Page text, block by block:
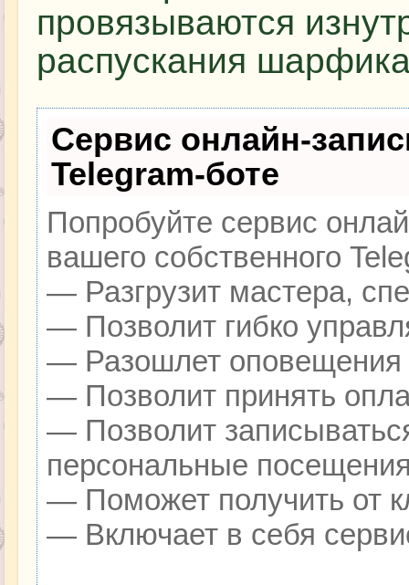
провязываются
распускания
Сервис онлайн-
Telegram-боте
Попробуйте сервис
вашего собственного
— Разгрузит мастера,
— Позволит гибко
— Разошлет оповещения
— Позволит принять
— Позволит
персональные
— Поможет получить от
— Включает в себя